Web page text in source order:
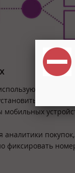
для
Wi-Fi
аналитики
фиксировать